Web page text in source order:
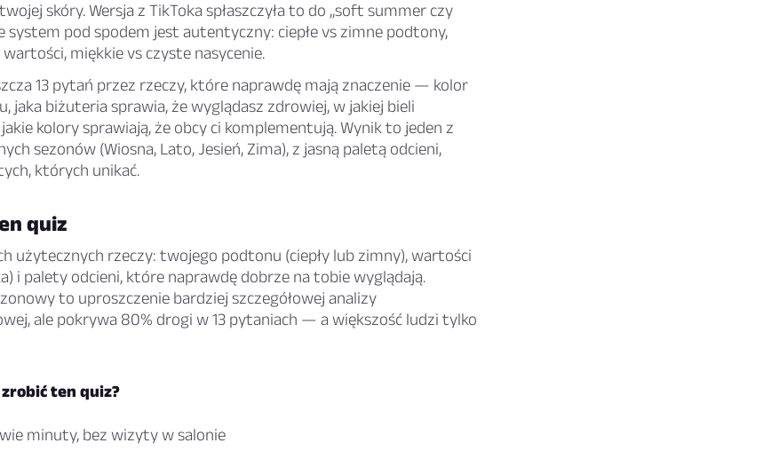
skóry. Wersja z TikToka spłaszczyła to do „soft summer czy
system pod spodem jest autentyczny: ciepłe vs zimne podtony,
wartości, miękkie vs czyste nasycenie.
13 pytań przez rzeczy, które naprawdę mają znaczenie — kolor
jaka biżuteria sprawia, że wyglądasz zdrowiej, w jakiej bieli
kolory sprawiają, że obcy ci komplementują. Wynik to jeden z
sezonów (Wiosna, Lato, Jesień, Zima), z jasną paletą odcieni,
których unikać.
quiz
użytecznych rzeczy: twojego podtonu (ciepły lub zimny), wartości
i palety odcieni, które naprawdę dobrze na tobie wyglądają.
to uproszczenie bardziej szczegółowej analizy
ale pokrywa 80% drogi w 13 pytaniach — a większość ludzi tylko
ten quiz?
minuty, bez wizyty w salonie